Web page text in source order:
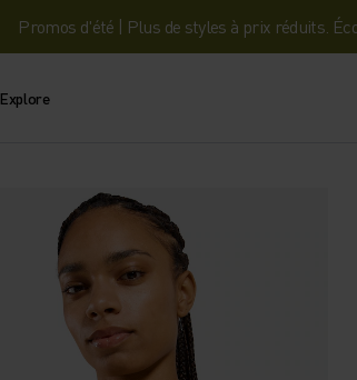
Promos d'été | Plus de styles à prix réduits.
Explore